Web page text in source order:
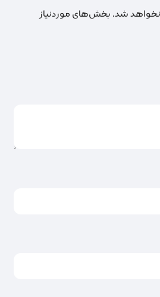
شد.بخش‌های موردنیاز